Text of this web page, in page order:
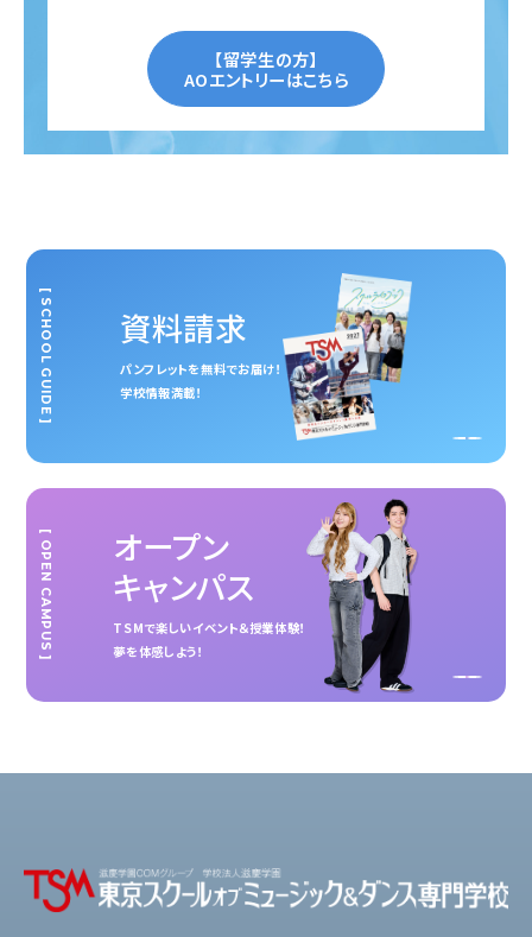
【留学生の方】
AOエントリーはこちら
資料請求
パンフレットを無料でお届け！
学校情報満載！
[ SCHOOL GUIDE ]
オープン
キャンパス
TSMで楽しいイベント＆授業体験！
夢を体感しよう！
[ OPEN CAMPUS ]